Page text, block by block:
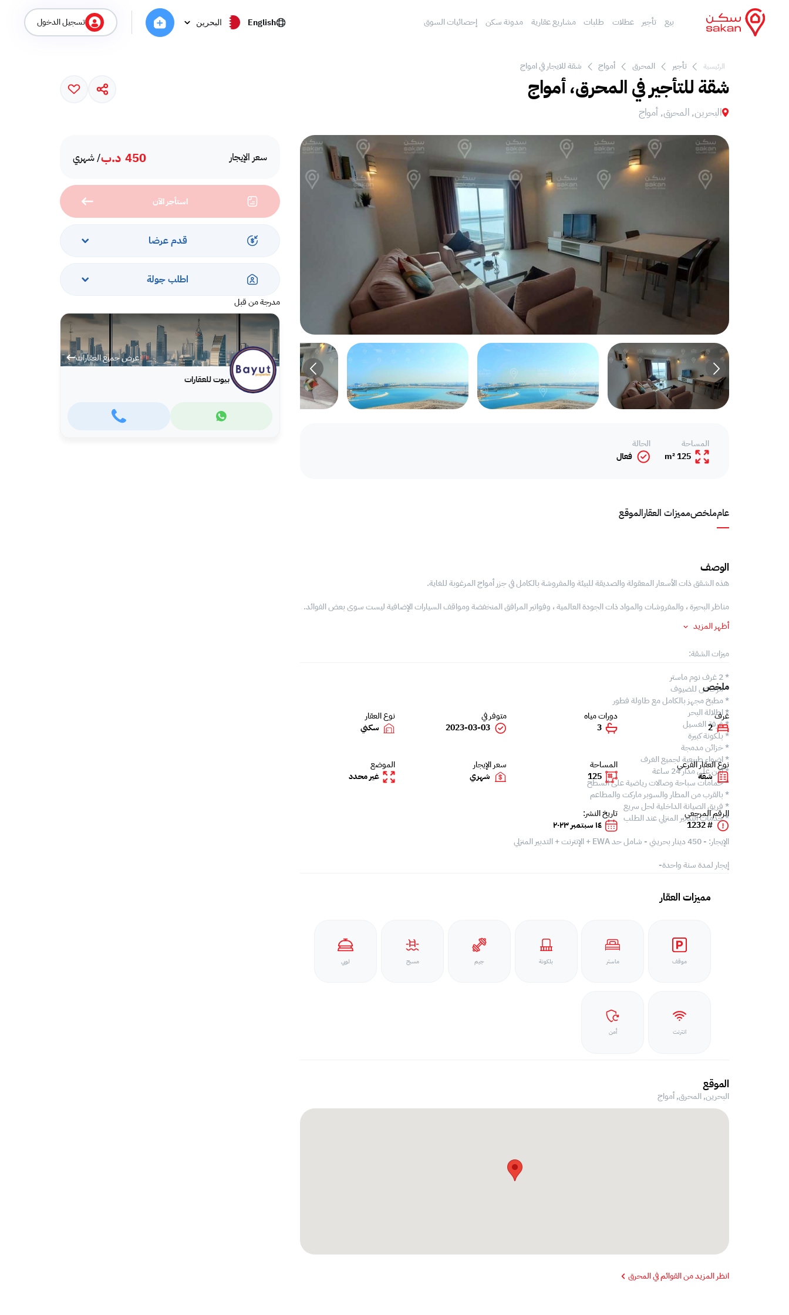
بيع تأجير عطلات طلبات مشاريع عقارية مدونة سكن إحصائيات السوق English البحرين تسجيل الدخول
الرئيسية تأجير المحرق أمواج شقة للايجار في امواج
شقة للتأجير في المحرق، أمواج
البحرين, المحرق, أمواج
سعر الإيجار 450 د.ب/ شهري
استأجر الآن
قدم عرضا
اطلب جولة
مدرجة من قبل
عرض جميع العقارات
بيوت للعقارات
عامملخصمميزات العقارالموقع
المساحة
125 m²
الحالة
فعال
الوصف
هذه الشقق ذات الأسعار المعقولة والصديقة للبيئة والمفروشة بالكامل في جزر أمواج المرغوبة للغاية.
مناظر البحيرة ، والمفروشات والمواد ذات الجودة العالمية ، وفواتير المرافق المنخفضة ومواقف السيارات الإضافية ليست سوى بعض الفوائد.
ميزات الشقة:
* 2 غرف نوم ماستر
* مرحاض للضيوف
* مطبخ مجهز بالكامل مع طاولة فطور
* اطلالة البحر
* غرفة الغسيل
* بلكونة كبيرة
* خزائن مدمجة
* اضواء طبيعية لجميع الغرف
* أمن على مدار 24 ساعة
* حمامات سباحة وصالات رياضية على السطح
* بالقرب من المطار والسوبر ماركت والمطاعم
* فريق الصيانة الداخلية لحل سريع
* خدمات التدبير المنزلي عند الطلب
الإيجار: - 450 دينار بحريني - شامل حد EWA + الإنترنت + التدبير المنزلي
إيجار لمدة سنة واحدة-
أظهر المزيد
ملخص
غرف
2
دورات مياه
3
متوفر في
2023-03-03
نوع العقار
سكني
نوع العقار الفرعي
شقة
المساحة
125
سعر الإيجار
شهري
الموضع
غير محدد
الرقم المرجعي
# 1232
تاريخ النشر:
١٤ سبتمبر ٢٠٢٣
مميزات العقار
موقف ماستر بلكونة جيم مسبح لوبي
انترنت أمن
الموقع
البحرين, المحرق,أمواج
انظر المزيد من القوائم في المحرق